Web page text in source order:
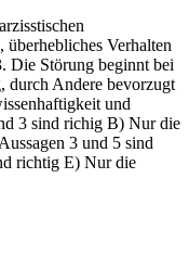
überhebliches Verhalten
Die Störung beginnt bei
durch Andere bevorzugt
und
3 sind richig B) Nur die
3 und 5 sind
richtig E) Nur die